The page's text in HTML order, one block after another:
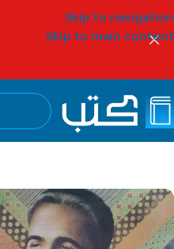
Skip to navigation
Skip to main content